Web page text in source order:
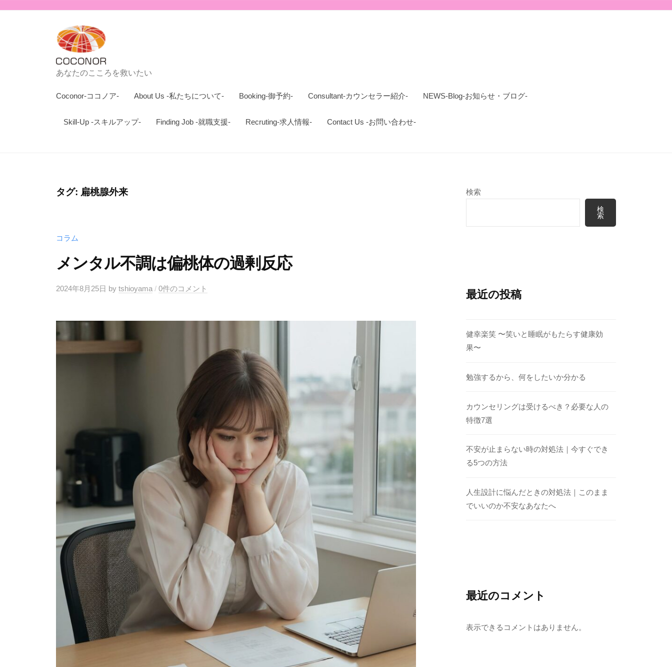
C
-
ノ
-
あなたのこころを救いたい
Coconor-ココノア- About Us -私たちについて- Booking-御予約- Consultant-カウンセラー紹介- NEWS-Blog-お知らせ・ブログ-
Skill-Up -スキルアップ- Finding Job -就職支援- Recruting-求人情報- Contact Us -お問い合わせ-
タグ: 扁桃腺外来
コラム
メンタル不調は偏桃体の過剰反応
2024年8月25日 by tshioyama / 0件のコメント
検索
検
索
最近の投稿
健幸楽笑 〜笑いと睡眠がもたらす健康効
果〜
勉強するから、何をしたいか分かる
カウンセリングは受けるべき？必要な人の
特徴7選
不安が止まらない時の対処法｜今すぐでき
る5つの方法
人生設計に悩んだときの対処法｜このまま
でいいのか不安なあなたへ
最近のコメント
表示できるコメントはありません。
r
-
コ
コ
ア